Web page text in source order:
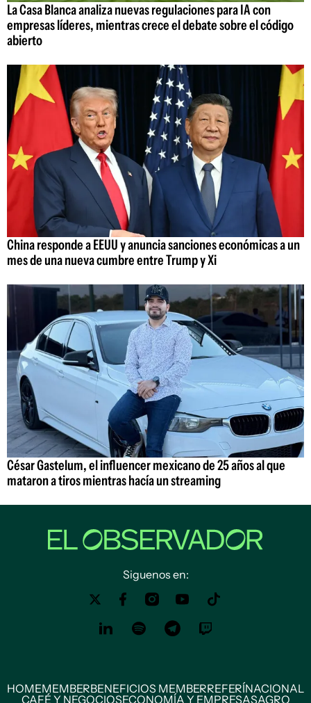
La Casa Blanca analiza nuevas regulaciones para IA con
empresas líderes, mientras crece el debate sobre el código
abierto
China responde a EEUU y anuncia sanciones económicas a un
mes de una nueva cumbre entre Trump y Xi
César Gastelum, el influencer mexicano de 25 años al que
mataron a tiros mientras hacía un streaming
Siguenos en:
HOMEMEMBERBENEFICIOS MEMBERREFERÍNACIONAL
CAFÉ Y NEGOCIOSECONOMÍA Y EMPRESASAGRO